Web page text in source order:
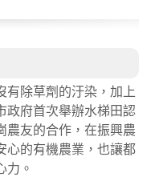
有除草劑的汙染，加上
政府首次舉辦水梯田認
農友的合作，在振興農
心的有機農業，也讓都
力。